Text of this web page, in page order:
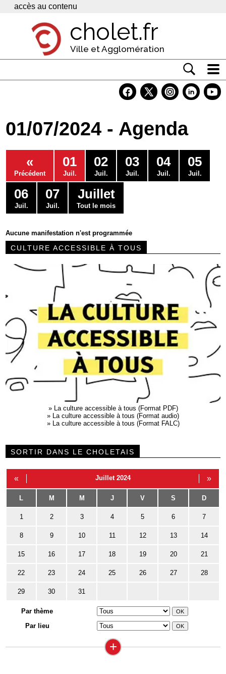
Panneau de gestion des cookies
accès au contenu
cholet.fr
Ville et Agglomération
Economie
Services
Contacts
01/07/2024 - Agenda
«
Précédent
01
Juil.
02
Juil.
03
Juil.
04
Juil.
05
Juil.
06
Juil.
07
Juil.
Juillet
Tout le mois
Aucune manifestation n'est programmée
CULTURE ACCESSIBLE À TOUS
»
La culture accessible à tous (Format PDF)
»
La culture accessible à tous (Format audio)
»
La culture accessible à tous (Format FALC)
SORTIR DANS LE CHOLETAIS
« Juillet 2024 »
L M M J V S D
1 2 3 4 5 6 7
8 9 10 11 12 13 14
15 16 17 18 19 20 21
22 23 24 25 26 27 28
29 30 31
Par thème
Par lieu
+